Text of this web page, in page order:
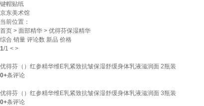
键帽贴纸
京东美术馆
当前位置：
首页 > 面部精华 > 优得芬保湿精华
综合 销量 评论数 新品 价格
1/1 < >
优得芬（）红参精华维E乳紧致抗皱保湿舒缓身体乳液滋润面 2瓶装
0+条评论
优得芬（）红参精华维E乳紧致抗皱保湿舒缓身体乳液滋润面 3瓶装
0+条评论